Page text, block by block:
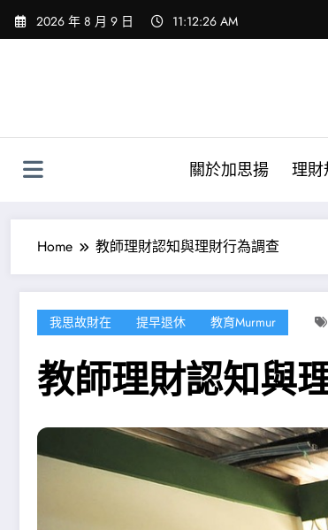
Skip
2026 年 8 月 9 日 11:12:28 AM
關於加思揚 理財
Home 教師理財認知與理財行為調查
我思故財在 提早退休 教育murmur
教師理財認知與